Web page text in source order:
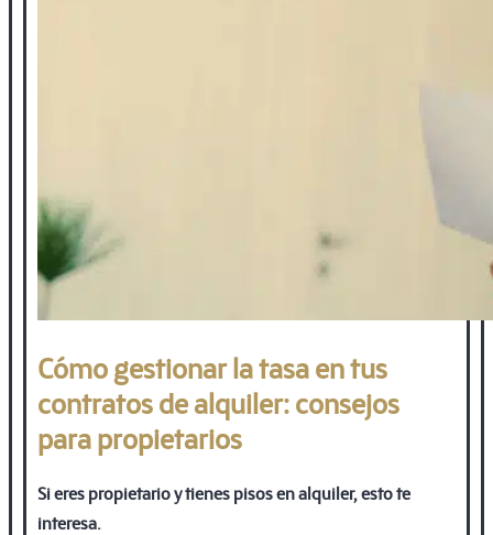
Cómo gestionar la tasa en tus
contratos de alquiler: consejos
para propietarios
Si eres propietario y tienes pisos en alquiler, esto te
interesa.